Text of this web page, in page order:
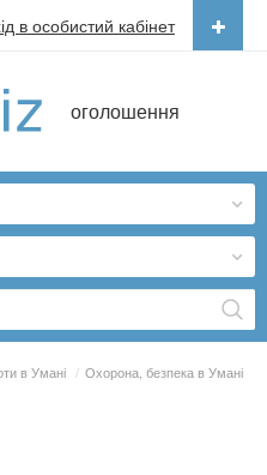
оголошення
в особистий кабінет
в Умані / Охорона, безпека в Умані